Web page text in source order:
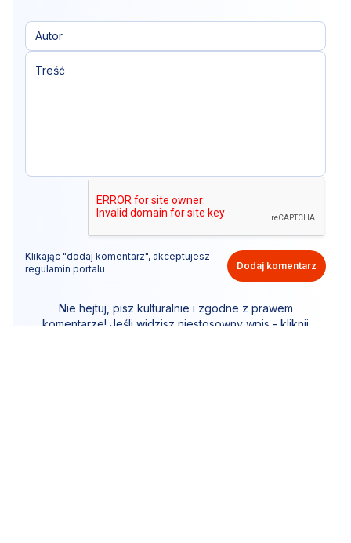
Klikając "dodaj komentarz", akceptujesz
regulamin portalu
Dodaj komentarz
Nie hejtuj, pisz kulturalnie i zgodne z prawem
komentarze! Jeśli widzisz niestosowny wpis - kliknij